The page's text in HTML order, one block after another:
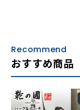
Recommend
おすすめ商品